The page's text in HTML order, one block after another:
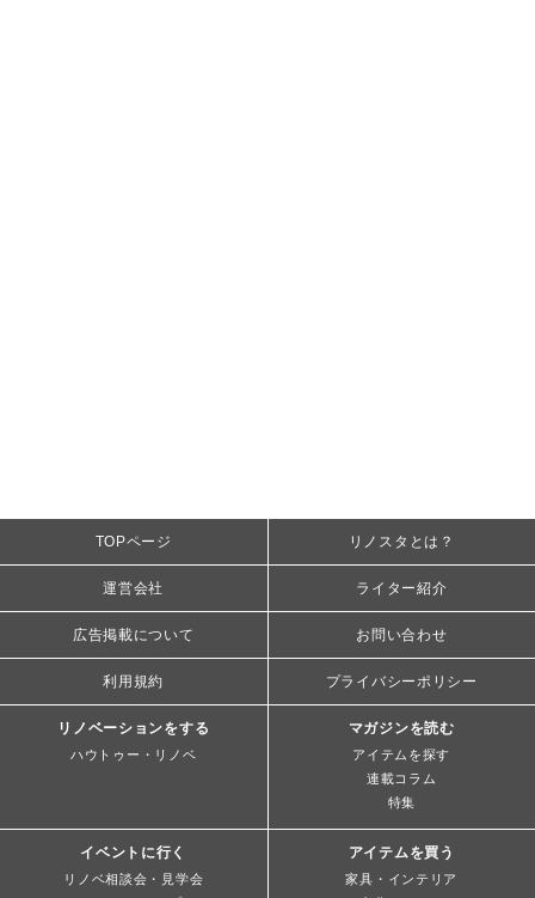
TOPページ リノスタとは？
運営会社 ライター紹介
広告掲載について お問い合わせ
利用規約 プライバシーポリシー
リノベーションをする
ハウトゥー・リノベ
マガジンを読む
アイテムを探す
連載コラム
特集
イベントに行く
リノベ相談会・見学会
アイテムを買う
家具・インテリア